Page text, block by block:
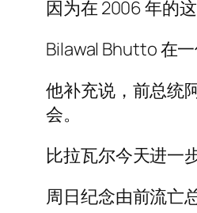
因为在 2006 年的
Bilawal Bhutto 在
他补充说，前总统
会。
比拉瓦尔今天进一
周日纪念由前流亡